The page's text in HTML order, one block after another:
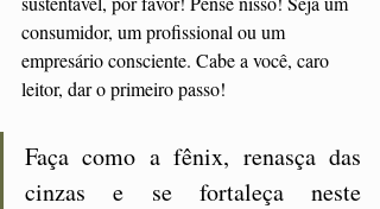
consumidor, um profissional ou um
empresário consciente. Cabe a você, caro
leitor, dar o primeiro passo!
Faça como a fênix, renasça das
cinzas e se fortaleça neste